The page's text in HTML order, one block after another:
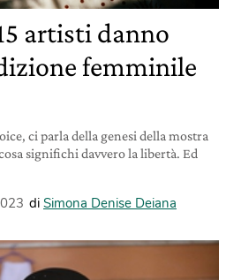
artisti danno
femminile
ci parla della genesi della mostra
significhi davvero la libertà. Ed
di Simona Denise Deiana